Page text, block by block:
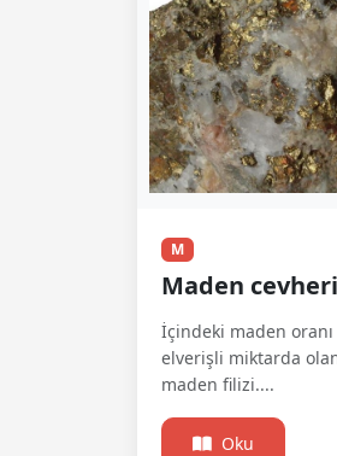
M
Maden cevheri
İçindeki maden
elverişli miktarda
maden filizi....
Oku